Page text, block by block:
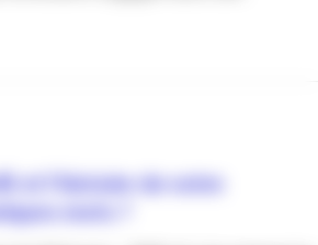
et l’histoire de votre
mots ?